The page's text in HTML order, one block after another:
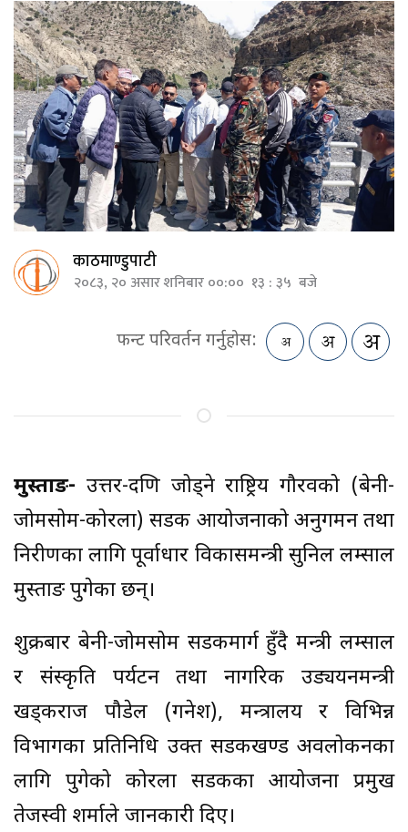
काठमाण्डुपाटी
२०८३, २० असार शनिबार ००:०० १३ : ३५ बजे
फन्ट परिवर्तन गर्नुहोस:
मुस्ताङ- उत्तर-दक्षिण जोड्ने राष्ट्रिय गौरवको (बेनी-
जोमसोम-कोरला) सडक आयोजनाको अनुगमन तथा
निरीक्षणका लागि पूर्वाधार विकासमन्त्री सुनिल लम्साल
मुस्ताङ पुगेका छन्।
शुक्रबार बेनी-जोमसोम सडकमार्ग हुँदै मन्त्री लम्साल
र संस्कृति पर्यटन तथा नागरिक उड्ययनमन्त्री
खड्कराज पौडेल (गनेश), मन्त्रालय र विभिन्न
विभागका प्रतिनिधि उक्त सडकखण्ड अवलोकनका
लागि पुगेको कोरला सडकका आयोजना प्रमुख
तेजस्वी शर्माले जानकारी दिए।